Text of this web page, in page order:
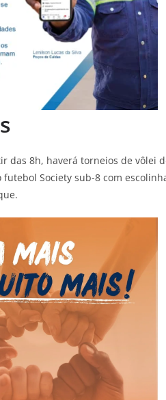
das 8h, haverá torneios de vôlei
Society sub-8 com